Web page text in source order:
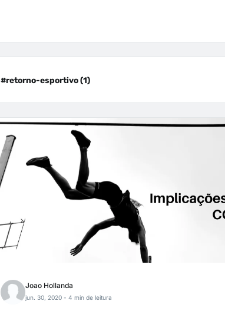
#retorno-esportivo (1)
Joao Hollanda
jun. 30, 2020 - 4 min de leitura